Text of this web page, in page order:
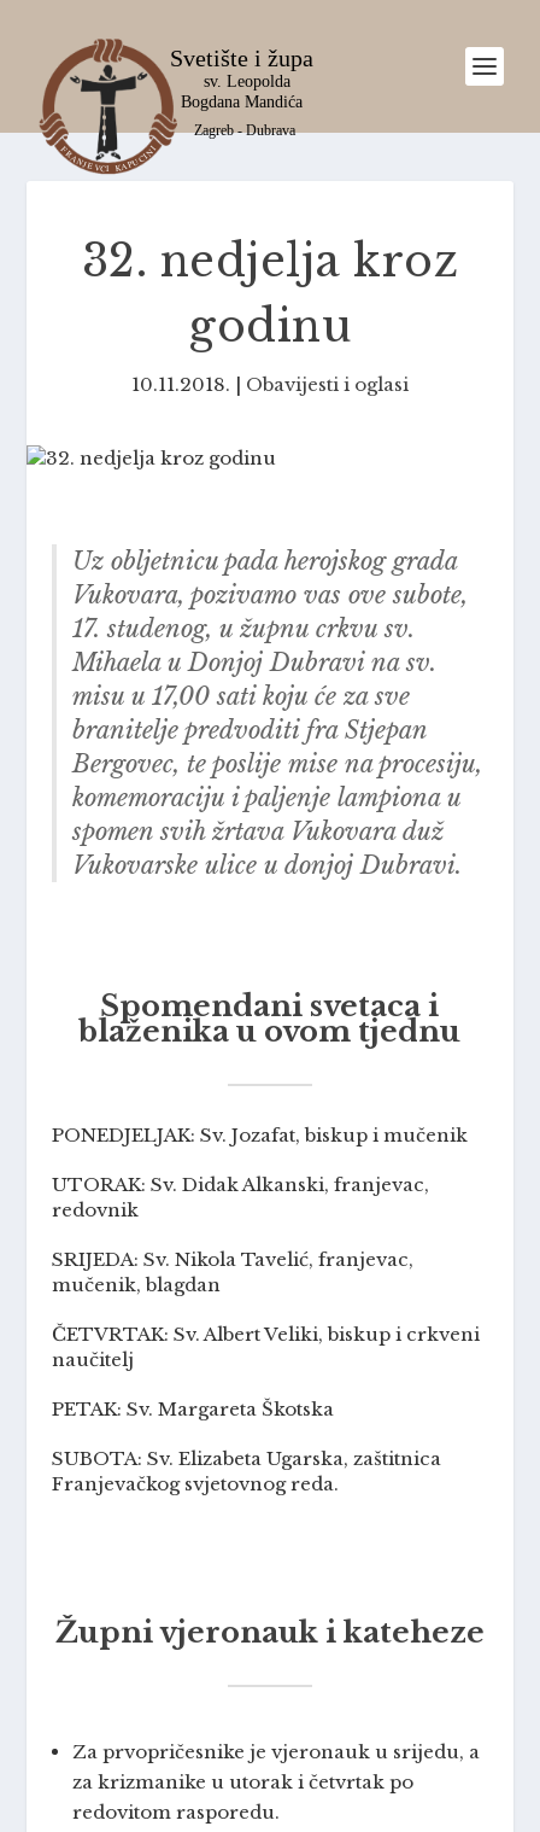
32. nedjelja kroz
godinu
10.11.2018. | Obavijesti i oglasi
Uz obljetnicu pada herojskog grada
Vukovara, pozivamo vas ove subote,
17. studenog, u župnu crkvu sv.
Mihaela u Donjoj Dubravi na sv.
misu u 17,00 sati koju će za sve
branitelje predvoditi fra Stjepan
Bergovec, te poslije mise na procesiju,
komemoraciju i paljenje lampiona u
spomen svih žrtava Vukovara duž
Vukovarske ulice u donjoj Dubravi.
Spomendani svetaca i
blaženika u ovom tjednu
PONEDJELJAK: Sv. Jozafat, biskup i mučenik
UTORAK: Sv. Didak Alkanski, franjevac,
redovnik
SRIJEDA: Sv. Nikola Tavelić, franjevac,
mučenik, blagdan
ČETVRTAK: Sv. Albert Veliki, biskup i crkveni
naučitelj
PETAK: Sv. Margareta Škotska
SUBOTA: Sv. Elizabeta Ugarska, zaštitnica
Franjevačkog svjetovnog reda.
Župni vjeronauk i kateheze
Za prvopričesnike je vjeronauk u srijedu, a
za krizmanike u utorak i četvrtak po
redovitom rasporedu.